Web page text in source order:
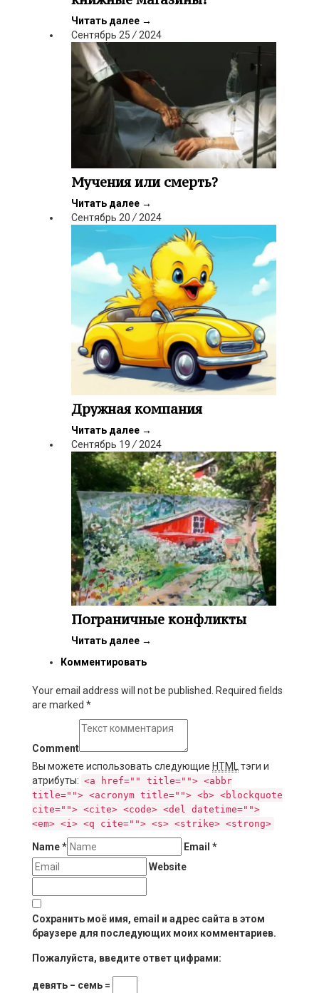
Читать далее →
Сентябрь 25/2024
Мучения или смерть?
Читать далее →
Сентябрь 20 / 2024
Дружная компания
Читать далее →
Сентябрь 19 / 2024
Пограничные конфликты
Читать далее →
Комментировать
Your email address will not be published. Required fields
are marked *
Comment
Вы можете использовать следующие HTML
тэги и
атрибуты: <a href="" title=""> <abbr
title=""> <acronym title=""> <b> <blockquote
cite=""> <cite> <code> <del datetime="">
<em> <i> <q cite=""> <s> <strike> <strong>
Name* Email *
Website
Сохранить моё имя, email и адрес сайта в этом
браузере для последующих моих комментариев.
Пожалуйста, введите ответ цифрами:
девять − семь =